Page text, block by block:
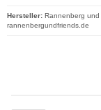
Hersteller: Rannenberg
rannenbergundfriends.de